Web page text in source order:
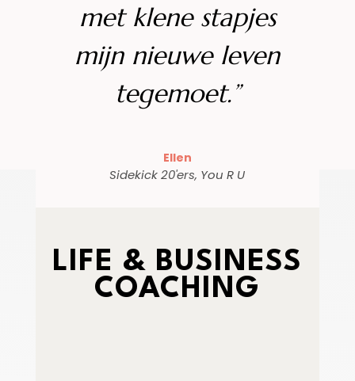
met klene stapjes
mijn nieuwe leven
tegemoet.”
Ellen
Sidekick 20'ers, You R U
LIFE & BUSINESS
COACHING